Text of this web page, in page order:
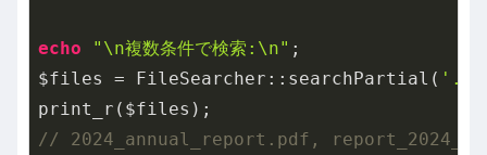
echo "\n複数条件で検索:\n" ;
$files = FileSearcher::searchPartial( '.'
// 2024_annual_report.pdf,